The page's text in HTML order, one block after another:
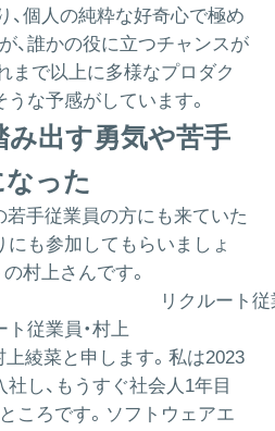
、個人の純粋な好奇心で極め
、誰かの役に立つチャンスが
まで以上に多様なプロダク
うな予感がしています。
み出す勇気や苦手
った
若手従業員の方にも来ていた
にも参加してもらいましょ
村上さんです。
ト従業員・村上
上綾菜と申します。私は2023
し、もうすぐ社会人1年目
ころです。ソフトウェアエ